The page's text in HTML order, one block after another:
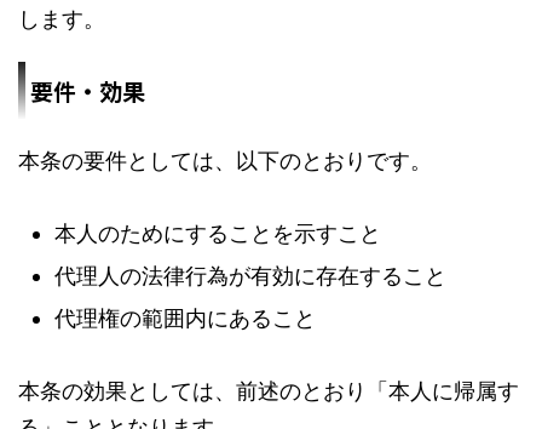
します。
要件・効果
本条の要件としては、以下のとおりです。
本人のためにすることを示すこと
代理人の法律行為が有効に存在すること
代理権の範囲内にあること
本条の効果としては、前述のとおり「本人に帰属す